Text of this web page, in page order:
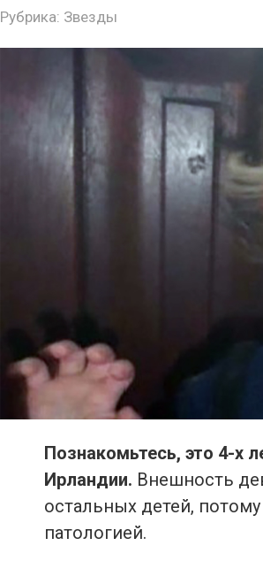
Рубрика: Звезды
Познакомьтесь, это 4-х
Ирландии. Внешность
остальных детей,
патологией.